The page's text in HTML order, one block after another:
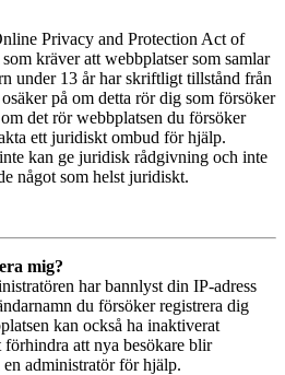
Privacy and Protection Act of
kräver att webbplatser som samlar
under 13 år har skriftligt tillstånd från
på om detta rör dig som försöker
det rör webbplatsen du försöker
ett juridiskt ombud för hjälp.
kan ge juridisk rådgivning och inte
något som helst juridiskt.
mig?
har bannlyst din IP-adress
du försöker registrera dig
kan också ha inaktiverat
att nya besökare blir
administratör för hjälp.